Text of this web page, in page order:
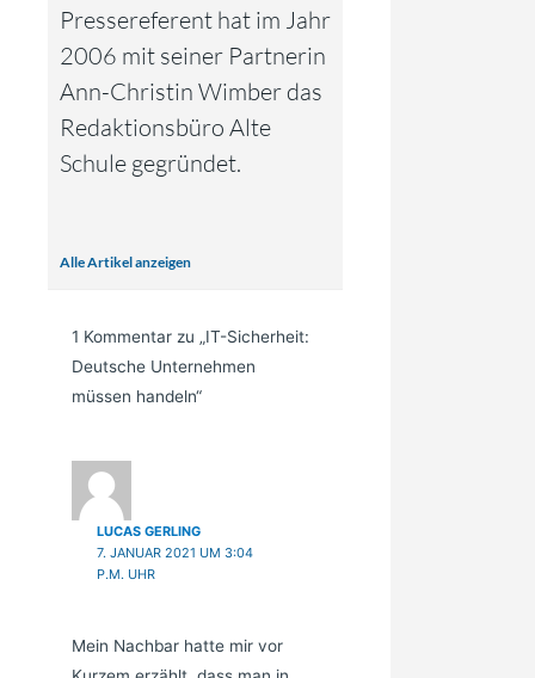
Pressereferent hat im Jahr
2006 mit seiner Partnerin
Ann-Christin Wimber das
Redaktionsbüro Alte
Schule gegründet.
Alle Artikel anzeigen
1 Kommentar zu „IT-Sicherheit:
Deutsche Unternehmen
müssen handeln“
LUCAS GERLING
7. JANUAR 2021 UM 3:04
P.M. UHR
Mein Nachbar hatte mir vor